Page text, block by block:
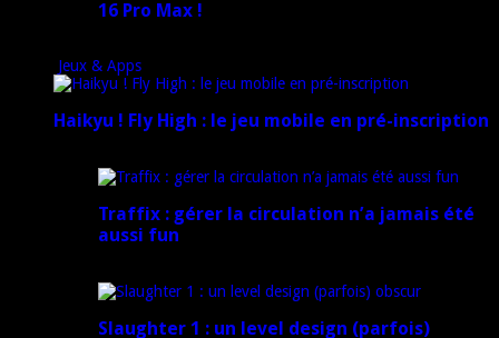
16 Pro Max !
Jeux & Apps
Haikyu ! Fly High : le jeu mobile en pré-inscription
Traffix : gérer la circulation n’a jamais été
aussi fun
Slaughter 1 : un level design (parfois)